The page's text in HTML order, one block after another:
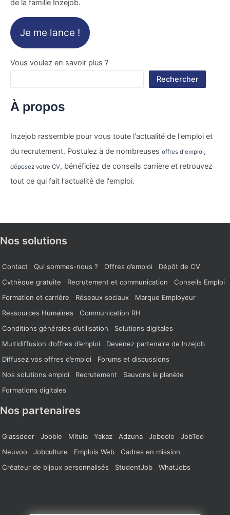
de la famille Inzejob.
Je me lance !
Vous voulez en savoir plus ?
Rechercher
À propos
Inzejob rassemble pour vous toute l'actualité de l'emploi et
du recrutement. Postulez à de nombreuses offres d'emploi,
déposez votre CV, bénéficiez de conseils carrière et retrouvez
tout ce qui fait l'actualité de l'emploi.
Nos solutions
Contact Qui sommes-nous ? Offres d’emploi
Dépôt de CV
Cvthèque gratuite
Recrutement et communication
Conseils Emploi
Formation et carrière
Réseaux sociaux
Marque Employeur
Ressources Humaines
Communication RH
Conditions générales d’utilisation
Solutions digitales
Multidiffusion d’offres d’emploi
Devenez partenaire de Inzejob
Diffusez vos offres d’emploi
Forums et discussions
Nos solutions emploi
Recrutement
Sauvons la planète
Formations digitales
Nos partenaires
Glassdoor Jooble Mitula Yakaz Adzuna Joboolo
JobTed
Neuvoo
Jobculture Emplois Web
Cadres en mission
Créateur de bijoux personnalisés
StudentJob WhatJobs